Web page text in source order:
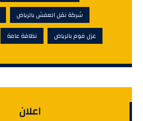
شركة نقل العفش بالرياض
عزل فوم بالرياض
نظافة عامة
اعلان